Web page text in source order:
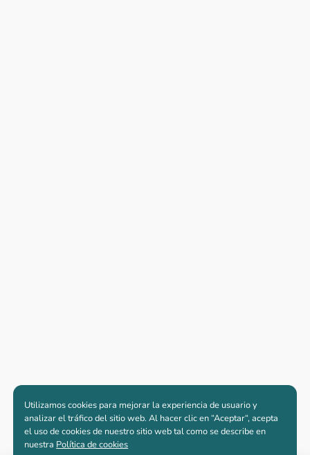
Utilizamos cookies para mejorar la experiencia de usuario y
analizar el tráfico del sitio web. Al hacer clic en “Aceptar“, acepta
el uso de cookies de nuestro sitio web tal como se describe en
nuestra Política de cookies